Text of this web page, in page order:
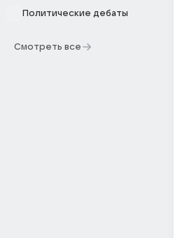
Политические дебаты
Смотреть все